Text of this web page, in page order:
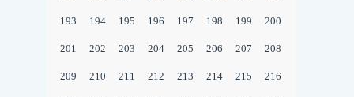
193 194 195 196 197 198 199 200
201 202 203 204 205 206 207 208
209 210 211 212 213 214 215 216